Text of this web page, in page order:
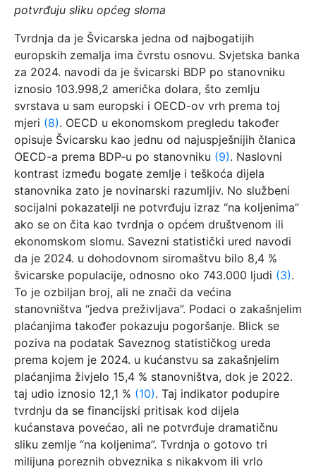
potvrđuju sliku općeg sloma
Tvrdnja da je Švicarska jedna od najbogatijih
europskih zemalja ima čvrstu osnovu. Svjetska banka
za 2024. navodi da je švicarski BDP po stanovniku
iznosio 103.998,2 američka dolara, što zemlju
svrstava u sam europski i OECD-ov vrh prema toj
mjeri (8). OECD u ekonomskom pregledu također
opisuje Švicarsku kao jednu od najuspješnijih članica
OECD-a prema BDP-u po stanovniku (9). Naslovni
kontrast između bogate zemlje i teškoća dijela
stanovnika zato je novinarski razumljiv. No službeni
socijalni pokazatelji ne potvrđuju izraz “na koljenima”
ako se on čita kao tvrdnja o općem društvenom ili
ekonomskom slomu. Savezni statistički ured navodi
da je 2024. u dohodovnom siromaštvu bilo 8,4 %
švicarske populacije, odnosno oko 743.000 ljudi (3).
To je ozbiljan broj, ali ne znači da većina
stanovništva “jedva preživljava”. Podaci o zakašnjelim
plaćanjima također pokazuju pogoršanje. Blick se
poziva na podatak Saveznog statističkog ureda
prema kojem je 2024. u kućanstvu sa zakašnjelim
plaćanjima živjelo 15,4 % stanovništva, dok je 2022.
taj udio iznosio 12,1 % (10). Taj indikator podupire
tvrdnju da se financijski pritisak kod dijela
kućanstava povećao, ali ne potvrđuje dramatičnu
sliku zemlje “na koljenima”. Tvrdnja o gotovo tri
milijuna poreznih obveznika s nikakvom ili vrlo